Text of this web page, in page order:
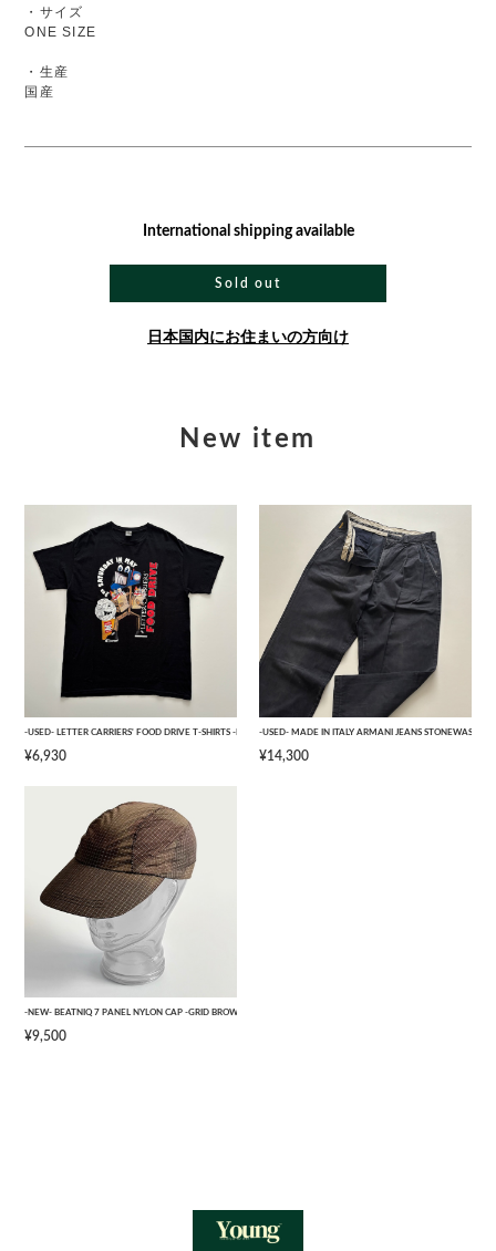
・サイズ
ONE SIZE
・生産
国産
International shipping available
Sold out
日本国内にお住まいの方向け
New item
-USED- LETTER CARRIERS' FOOD DRIVE T-SHIRTS -BLACK- [L]
¥6,930
-USED- MADE IN ITALY ARMANI JEANS
¥14,300
-NEW- BEATNIQ 7 PANEL NYLON CAP -GRID BROWN CAMOUFLAGE- [ONE SIZE]
¥9,500